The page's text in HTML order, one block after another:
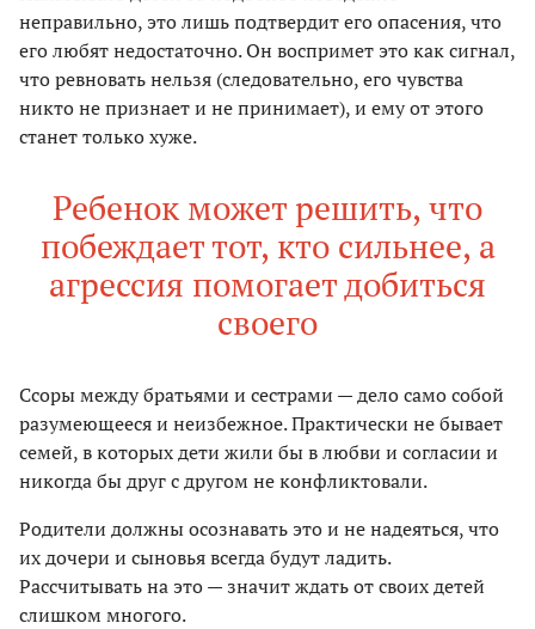
неправильно, это лишь подтвердит его опасения, что
его любят недостаточно. Он воспримет это как сигнал,
что ревновать нельзя (следовательно, его чувства
никто не признает и не принимает), и ему от этого
станет только хуже.
Ребенок может решить, что
побеждает тот, кто сильнее, а
агрессия помогает добиться
своего
Ссоры между братьями и сестрами — дело само собой
разумеющееся и неизбежное. Практически не бывает
семей, в которых дети жили бы в любви и согласии и
никогда бы друг с другом не конфликтовали.
Родители должны осознавать это и не надеяться, что
их дочери и сыновья всегда будут ладить.
Рассчитывать на это — значит ждать от своих детей
слишком многого.